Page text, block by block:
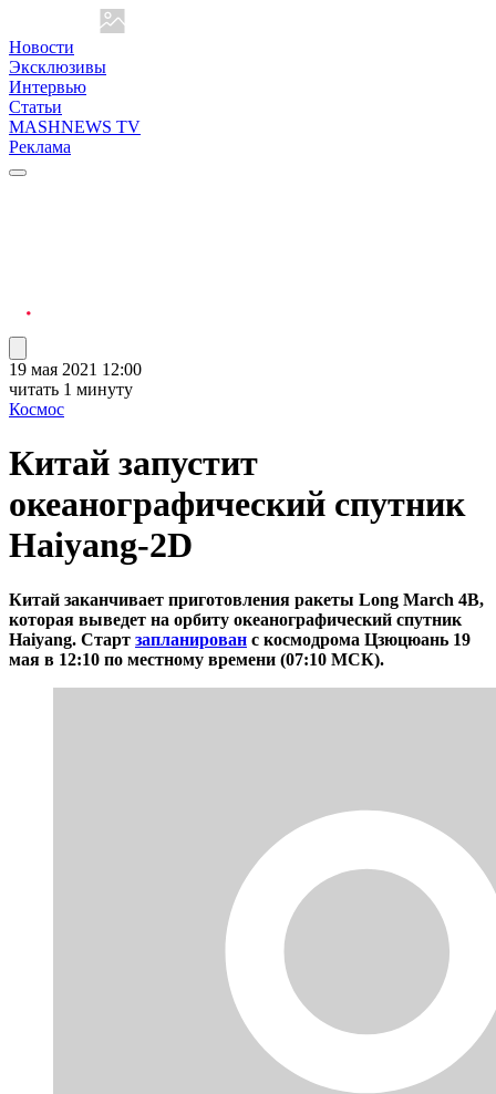
Новости
Эксклюзивы
Интервью
Статьи
MASHNEWS TV
Реклама
19 мая 2021 12:00
читать 1 минуту
Космос
Китай запустит
океанографический спутник
Haiyang-2D
Китай заканчивает приготовления ракеты Long March 4B,
которая выведет на орбиту океанографический спутник
Haiyang. Старт запланирован с космодрома Цзюцюань 19
мая в 12:10 по местному времени (07:10 МСК).